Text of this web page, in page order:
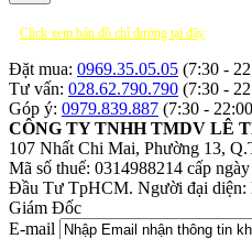
Click xem bản đồ chỉ đường tại đây
Đặt mua: 0969.35.05.05 (7:30 -
Tư vấn: 028.62.790.790 (7:30 -
Góp ý: 0979.839.887 (7:30 -
CÔNG TY TNHH TMDV LÊ
107 Nhất Chi Mai, Phường 13,
Mã số thuế: 0314988214 cấp
Đầu Tư TpHCM. Người đại
Giám Đốc
E-mail